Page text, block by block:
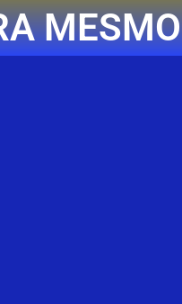
MESMO